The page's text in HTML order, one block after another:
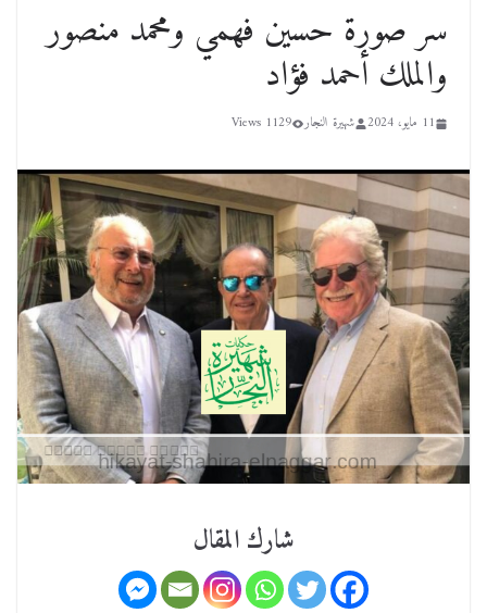
سر صورة حسين فهمي ومحمد منصور
والملك أحمد فؤاد
11 مايو، 2024 شهيرة النجار 1129 Views
شارك المقال